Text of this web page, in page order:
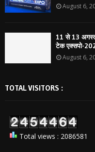
August 6,
11 से 13 अगस्त
टेक एक्सपो-
August 6,
TOTAL VISITORS :
Total views : 2086581